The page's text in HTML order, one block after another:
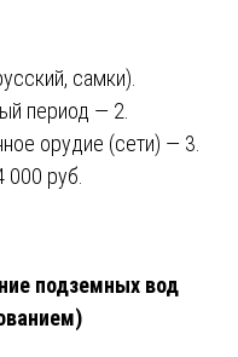
самки).
период — 2.
орудие (сети) — 3.
000 руб.
подземных вод